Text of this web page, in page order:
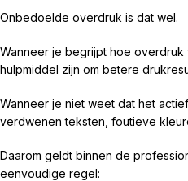
Onbedoelde overdruk is dat wel.
Wanneer je begrijpt hoe
hulpmiddel zijn om betere
Wanneer je niet weet dat het
verdwenen teksten, foutieve
Daarom geldt binnen de
eenvoudige regel: